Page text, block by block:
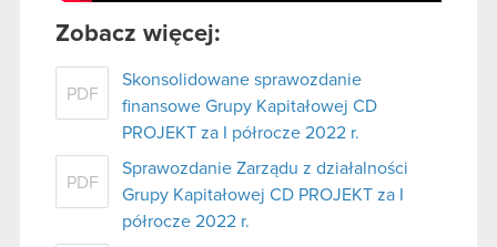
Zobacz więcej:
PDF
Skonsolidowane sprawozdanie
finansowe Grupy Kapitałowej CD
PROJEKT za I półrocze 2022 r.
PDF
Sprawozdanie Zarządu z działalności
Grupy Kapitałowej CD PROJEKT za I
półrocze 2022 r.